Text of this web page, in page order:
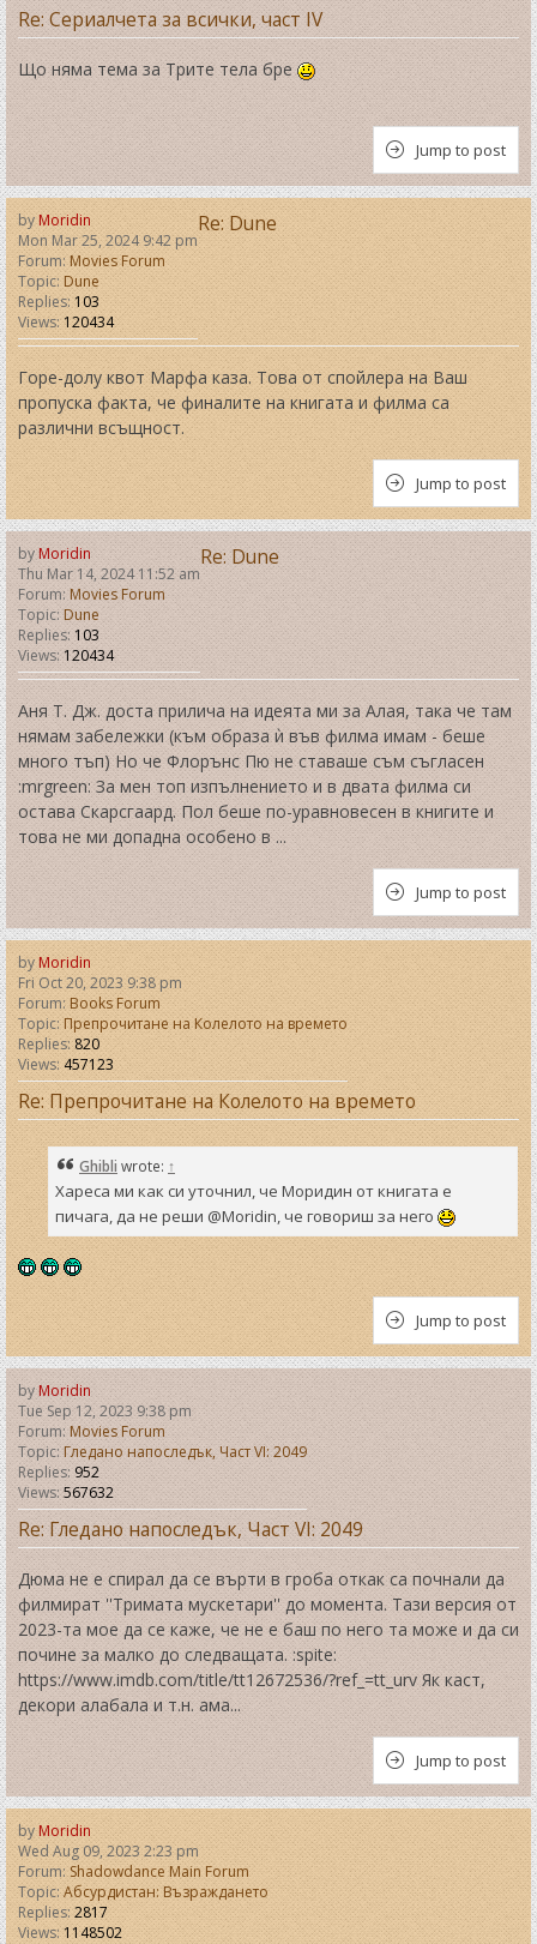
Re: Сериалчета за всички, част IV
Що няма тема за Трите тела бре
Jump to post
byMoridin
Mon Mar 25, 2024 9:42 pm
Forum:Movies Forum
Topic: Dune
Replies:103
Views:120434
Re: Dune
Горе-долу квот Марфа каза. Това от спойлера на Ваш
пропуска факта, че финалите на книгата и филма са
различни всъщност.
Jump to post
byMoridin
Thu Mar 14, 2024 11:52 am
Forum:Movies Forum
Topic:Dune
Replies: 103
Views:120434
Re: Dune
Аня Т. Дж. доста прилича на идеята ми за Алая, така че там
нямам забележки (към образа ѝ във филма имам - беше
много тъп) Но че Флорънс Пю не ставаше съм съгласен
:mrgreen: За мен топ изпълнението и в двата филма си
остава Скарсгаард. Пол беше по-уравновесен в книгите и
това не ми допадна особено в ...
Jump to post
byMoridin
Fri Oct 20, 2023 9:38 pm
Forum:Books Forum
Topic:Препрочитане на Колелото на времето
Replies:820
Views: 457123
Re: Препрочитане на Колелото на времето
Ghibli wrote: ↑
Хареса ми как си уточнил, че Моридин от книгата е
пичага, да не реши @Moridin, че говориш за него
Jump to post
byMoridin
Tue Sep 12, 2023 9:38 pm
Forum:Movies Forum
Topic:Гледано напоследък, Част VI: 2049
Replies: 952
Views:567632
Re: Гледано напоследък, Част VI: 2049
Дюма не е спирал да се върти в гроба откак са почнали да
филмират ''Тримата мускетари'' до момента. Тази версия от
2023-та мое да се каже, че не е баш по него та може и да си
почине за малко до следващата. :spite:
https://www.imdb.com/title/tt12672536/?ref_=tt_urv Як каст,
декори алабала и т.н. ама...
Jump to post
byMoridin
Wed Aug 09, 2023 2:23 pm
Forum:Shadowdance Main Forum
Topic:Абсурдистан: Възраждането
Replies:2817
Views:1148502